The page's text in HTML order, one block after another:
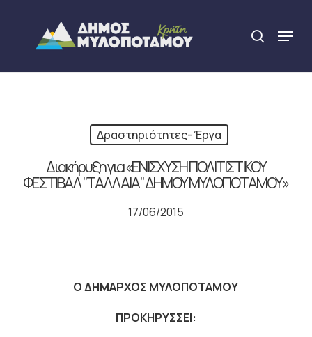
content
search
Menu
Δραστηριότητες- Έργα
Διακήρυξη για «ΕΝΙΣΧΥΣΗ ΠΟΛΙΤΙΣΤΙΚΟΥ
ΦΕΣΤΙΒΑΛ ”ΤΑΛΛΑΙΑ” ΔΗΜΟΥ ΜΥΛΟΠΟΤΑΜΟΥ»
17/06/2015
Ο ΔΗΜΑΡΧΟΣ ΜΥΛΟΠΟΤΑΜΟΥ
ΠΡΟΚΗΡΥΣΣΕΙ:
Close